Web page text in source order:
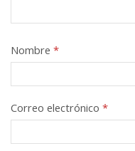
Nombre *
Correo electrónico *